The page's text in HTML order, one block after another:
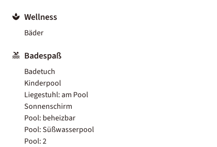
Wellness
Bäder
Badespaß
Badetuch
Kinderpool
Liegestuhl: am Pool
Sonnenschirm
Pool: beheizbar
Pool: Süßwasserpool
Pool: 2